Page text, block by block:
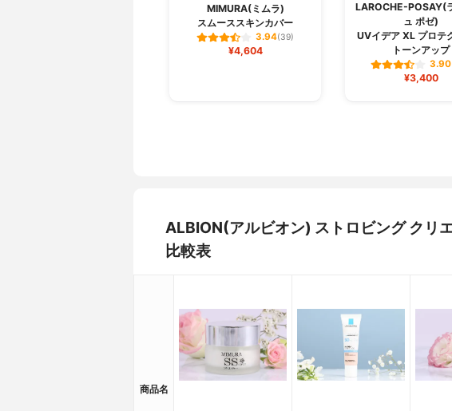
MIMURA(ミムラ)
スムーススキンカバー
3.94(39)
¥4,604
LAROCHE-POSAY(
ュ ポゼ)
UVイデア XL プロテ
トーンアップ
3.90
¥3,400
ALBION(アルビオン) ストロビング クリ
比較表
商品名